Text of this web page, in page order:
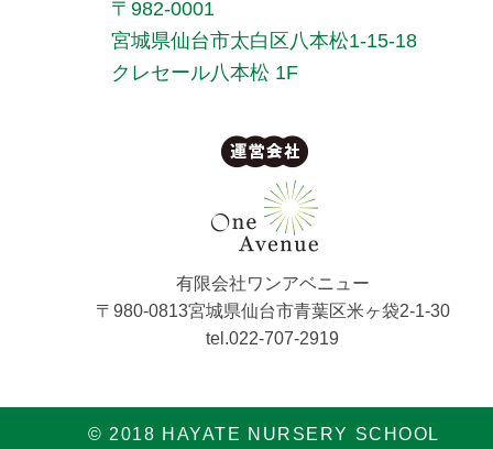
〒982-0001
宮城県仙台市太白区八本松1-15-18
クレセール八本松 1F
有限会社ワンアベニュー
〒980-0813宮城県仙台市青葉区米ヶ袋2-1-30
tel.022-707-2919
© 2018 HAYATE NURSERY SCHOOL